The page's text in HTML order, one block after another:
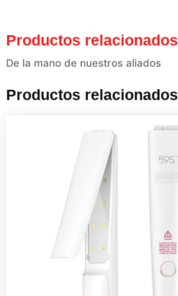
Productos relacionados
De la mano de nuestros aliados
Productos relacionados